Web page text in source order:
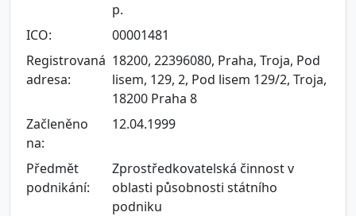
p.
ICO:
00001481
Registrovaná
adresa:
18200, 22396080, Praha, Troja, Pod
lisem, 129, 2, Pod lisem 129/2, Troja,
18200 Praha 8
Začleněno
na:
12.04.1999
Předmět
podnikání:
Zprostředkovatelská činnost v
oblasti působnosti státního
podniku